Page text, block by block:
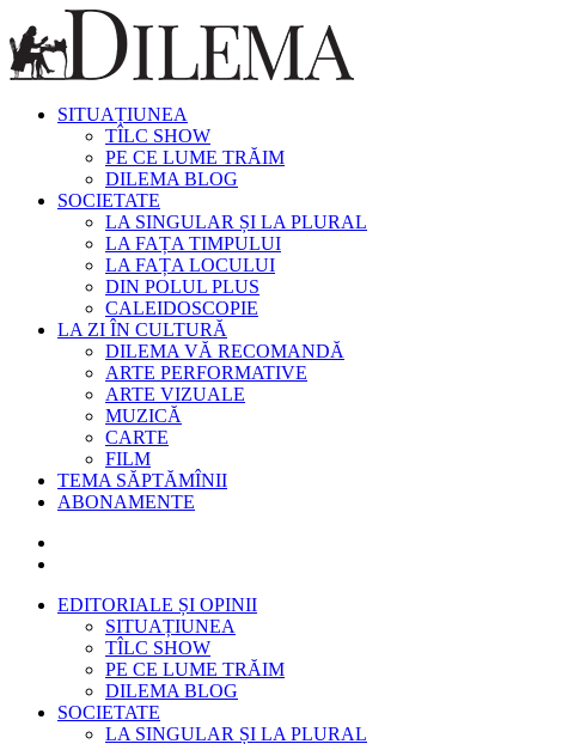
SITUAȚIUNEA
TÎLC SHOW
PE CE LUME TRĂIM
DILEMA BLOG
SOCIETATE
LA SINGULAR ȘI LA PLURAL
LA FAȚA TIMPULUI
LA FAȚA LOCULUI
DIN POLUL PLUS
CALEIDOSCOPIE
LA ZI ÎN CULTURĂ
DILEMA VĂ RECOMANDĂ
ARTE PERFORMATIVE
ARTE VIZUALE
MUZICĂ
CARTE
FILM
TEMA SĂPTĂMÎNII
ABONAMENTE
EDITORIALE ȘI OPINII
SITUAȚIUNEA
TÎLC SHOW
PE CE LUME TRĂIM
DILEMA BLOG
SOCIETATE
LA SINGULAR ȘI LA PLURAL